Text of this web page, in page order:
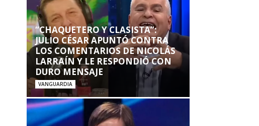
“CHAQUETERO Y CLASISTA”:
JULIO CÉSAR APUNTÓ CONTRA
LOS COMENTARIOS DE NICOLÁS
LARRAÍN Y LE RESPONDIÓ CON
DURO MENSAJE
VANGUARDIA